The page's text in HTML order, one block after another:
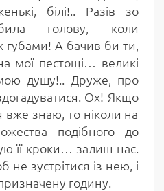
білі!.. Разів зо
голову, коли
губами! А бачив би ти,
мої пестощі… великі
душу!.. Друже, про
Ох! Якщо
знаю, то ніколи на
подібного до
її кроки… залиш нас.
зустрітися із нею, і
годину.